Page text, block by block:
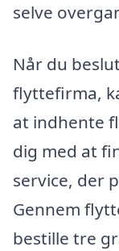
selve
Når du
flyttefirma,
at indhente
dig med at
service, der
Gennem
bestille tre